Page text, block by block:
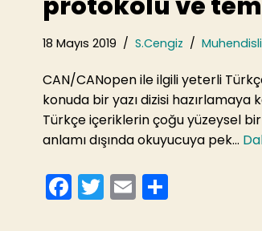
18 Mayıs 2019 S.Cengiz
CAN/CANopen ile ilgili yeterli
konuda bir yazı dizisi hazırlamaya
Türkçe içeriklerin çoğu yüzeysel
anlamı dışında okuyucuya pek…
F
a
T
w
E
m